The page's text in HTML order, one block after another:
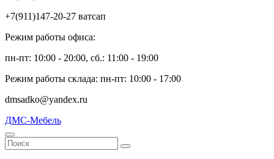
+7(911)147-20-27 ватсап
Режим работы офиса:
пн-пт: 10:00 - 20:00, сб.: 11:00 - 19:00
Режим работы склада: пн-пт: 10:00 - 17:00
dmsadko@yandex.ru
ДМС-Мебель